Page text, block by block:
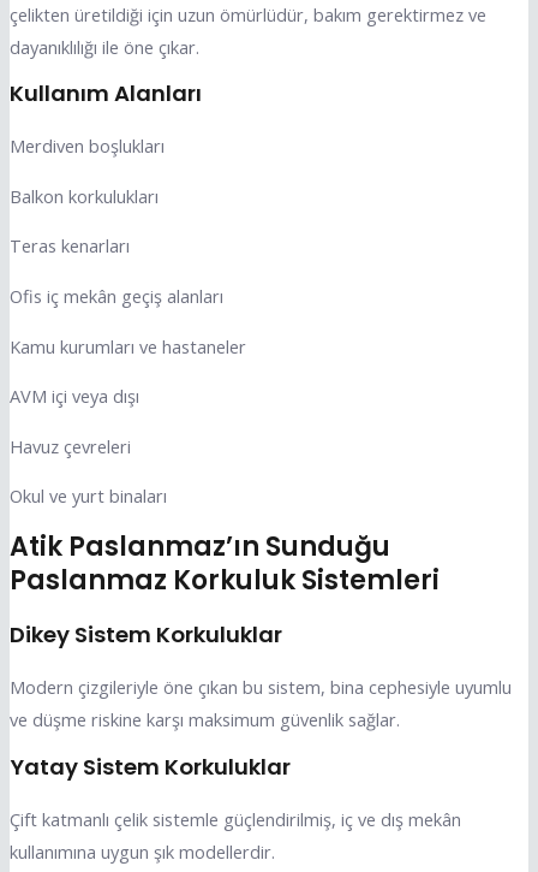
çelikten üretildiği için uzun ömürlüdür, bakım gerektirmez ve
dayanıklılığı ile öne çıkar.
Kullanım Alanları
Merdiven boşlukları
Balkon korkulukları
Teras kenarları
Ofis iç mekân geçiş alanları
Kamu kurumları ve hastaneler
AVM içi veya dışı
Havuz çevreleri
Okul ve yurt binaları
Atik Paslanmaz’ın Sunduğu
Paslanmaz Korkuluk Sistemleri
Dikey Sistem Korkuluklar
Modern çizgileriyle öne çıkan bu sistem, bina cephesiyle uyumlu
ve düşme riskine karşı maksimum güvenlik sağlar.
Yatay Sistem Korkuluklar
Çift katmanlı çelik sistemle güçlendirilmiş, iç ve dış mekân
kullanımına uygun şık modellerdir.